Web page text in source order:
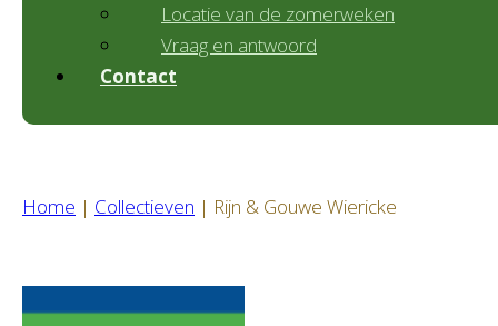
Locatie van de zomerweken
Vraag en antwoord
Contact
Home | Collectieven | Rijn & Gouwe Wiericke